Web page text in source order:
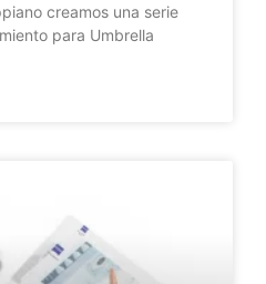
creamos una serie
para Umbrella